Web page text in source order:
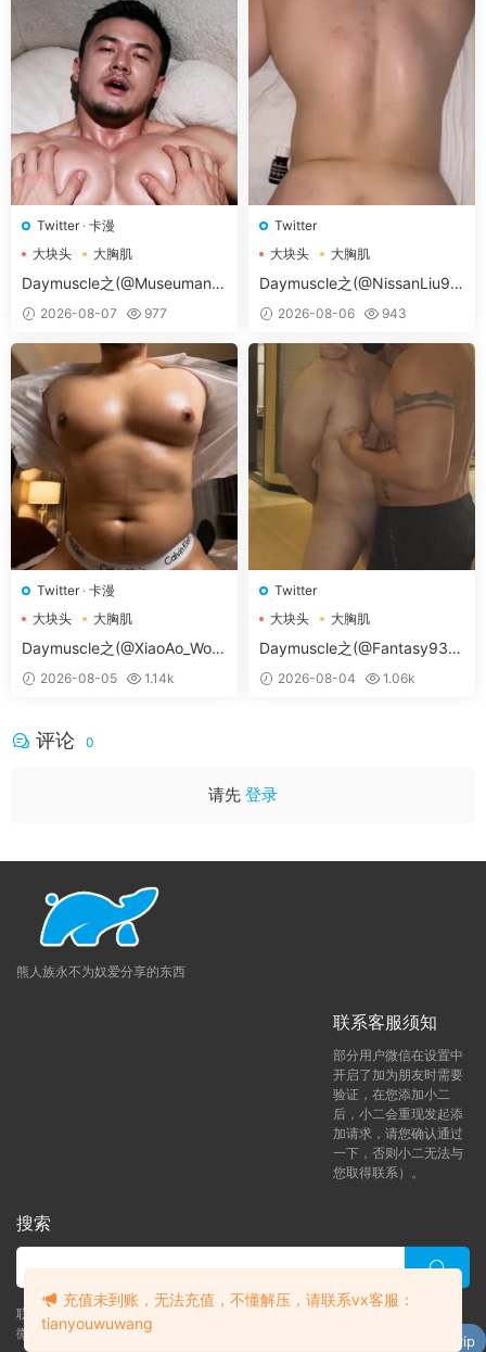
Twitter· 卡漫
大块头
大胸肌
大胸肌肉男
Daymuscle之(@Museumans-
@Museuman）
2026-08-07 977
Twitter
大块头
大胸肌
大胸肌肉男
Daymuscle之(@NissanLiu98
-@Nissan98）
2026-08-06 943
Twitter· 卡漫
大块头
大胸肌
大胸肌肉男
Daymuscle之(@XiaoAo_Worl
d-@XiaoAo.art）
2026-08-05 1.14k
Twitter
大块头
大胸肌
大胸肌肉男
Daymuscle之(@Fantasy938
15579-@孔控Kong）
2026-08-04 1.06k
评论 0
请先 登录
熊人族永不为奴爱分享的东西
联系客服须知
部分用户微信在设置中
开启了加为朋友时需要
验证，在您添加小二
后，小二会重现发起添
加请求，请您确认通过
一下，否则小二无法与
您取得联系）。
搜索
联系客服 (添加后告诉客服-来自熊人族咨询问题)
微信客服（tianyouwuwang）
充值未到账，无法充值，不懂解压，请联系vx客服：
tianyouwuwang
升级了 月熊vip